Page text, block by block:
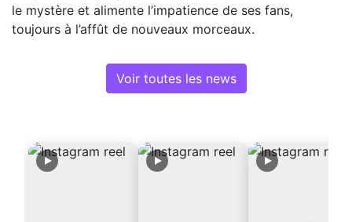
le mystère et alimente l’impatience de ses fans,
toujours à l’affût de nouveaux morceaux.
Voir toutes les news